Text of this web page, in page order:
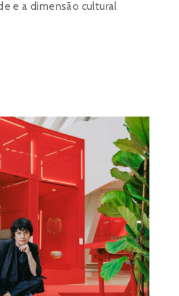
e a dimensão cultural